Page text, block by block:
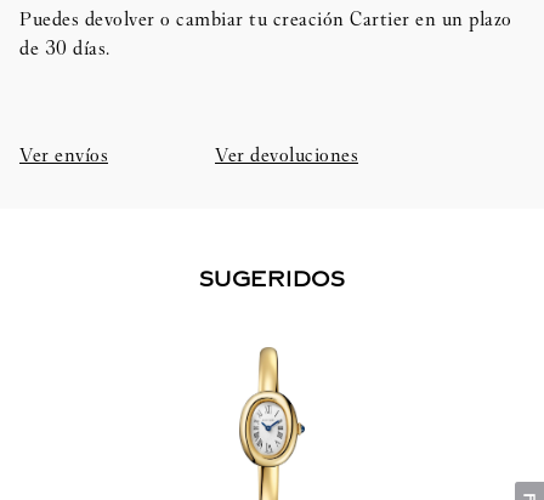
Puedes devolver o cambiar tu creación Cartier en un plazo
de 30 días.​
Ver envíos Ver devoluciones
SUGERIDOS